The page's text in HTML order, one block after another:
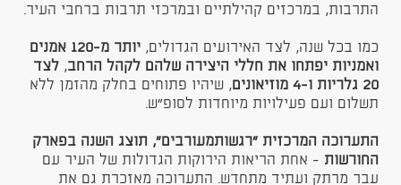
התרבות, במרכזים קהילתיים ובמרכזי תרבות ברחבי העיר.
כמו בכל שנה, לצד האירועים הגדולים,
יותר מ-120 אמנים
ואמניות יפתחו את חללי היצירה שלהם לקהל הרחב, לצד
20 גלריות ו-4 מוזיאונים
, שיהיו פתוחים בחלק מהזמן ללא
תשלום ועם פעילויות מיוחדות לסופ"ש.
התערוכה המרכזית "רגשותמעורבים", תוצג השנה בפארק
החורשות - אחת הריאות הירוקות הגדולות של העיר עם
עבר מרתק ועתיד מתחדש. התערוכה מאזכרת גם את